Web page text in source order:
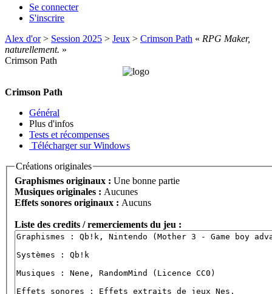
Se connecter
S'inscrire
Alex d'or> Session 2025 > Jeux > Crimson Path « RPG Maker,
naturellement. »
Crimson Path
Crimson Path
Général
Plus d'infos
Tests et récompenses
Télécharger sur Windows
Créations originales
Graphismes originaux : Une bonne partie
Musiques originales : Aucunes
Effets sonores originaux : Aucuns
Liste des credits / remerciements du jeu :